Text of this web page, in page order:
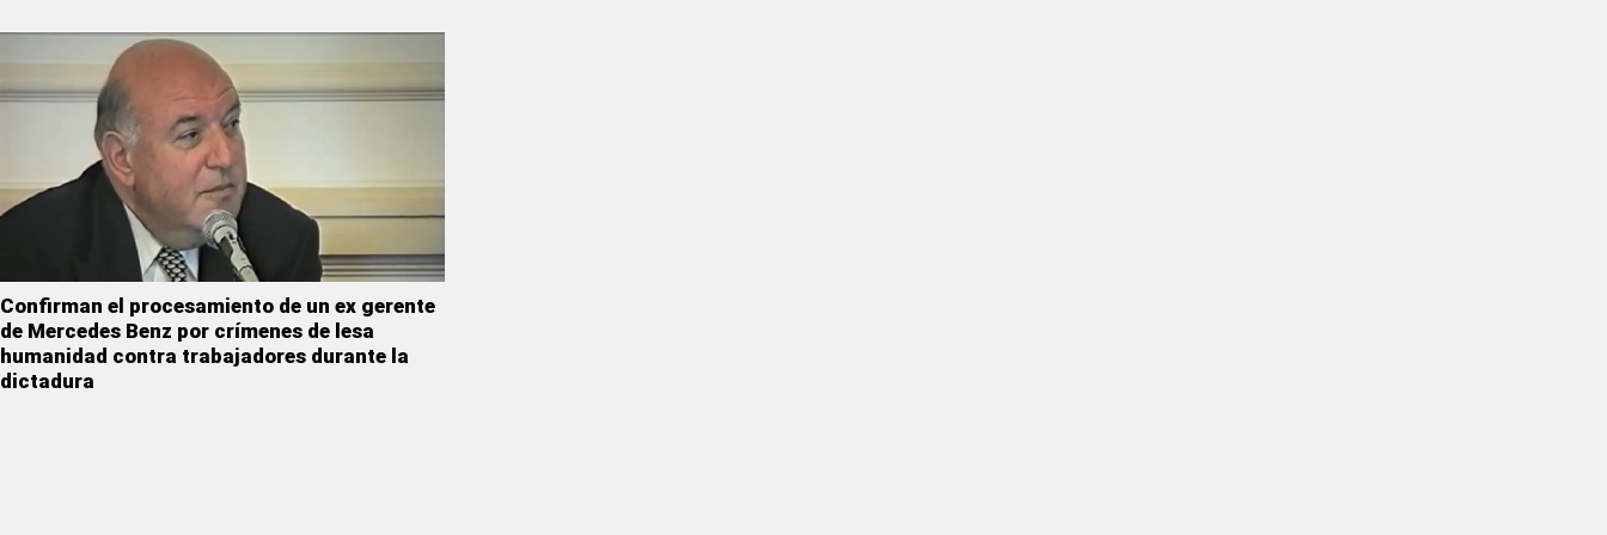
Confirman el procesamiento de un ex gerente
de Mercedes Benz por crímenes de lesa
humanidad contra trabajadores durante la
dictadura